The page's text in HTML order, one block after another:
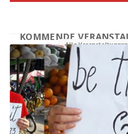
KOMMENDE
Alle